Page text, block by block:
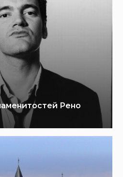
Рено